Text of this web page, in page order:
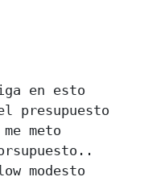
en esto
presupuesto
meto
modesto